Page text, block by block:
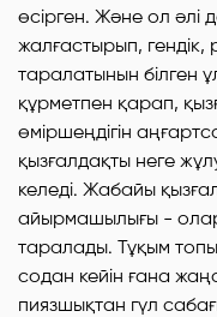
өсірген. Және ол әлі
жалғастырып,
таралатынын білген
құрметпен қарап,
өміршеңдігін
қызғалдақты неге
келеді. Жабайы
айырмашылығы -
таралады. Тұқым
содан кейін ғана
пиязшықтан гүл